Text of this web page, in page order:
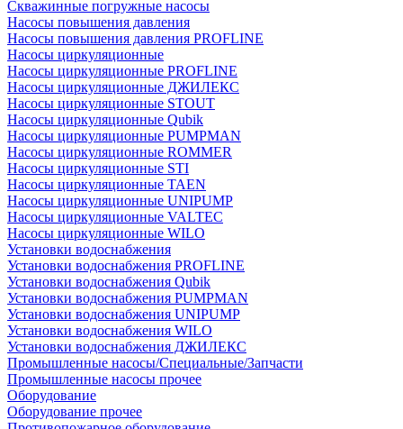
Скважинные погружные насосы
Насосы повышения давления
Насосы повышения давления PROFLINE
Насосы циркуляционные
Насосы циркуляционные PROFLINE
Насосы циркуляционные ДЖИЛЕКС
Насосы циркуляционные STOUT
Насосы циркуляционные Qubik
Насосы циркуляционные PUMPMAN
Насосы циркуляционные ROMMER
Насосы циркуляционные STI
Насосы циркуляционные TAEN
Насосы циркуляционные UNIPUMP
Насосы циркуляционные VALTEC
Насосы циркуляционные WILO
Установки водоснабжения
Установки водоснабжения PROFLINE
Установки водоснабжения Qubik
Установки водоснабжения PUMPMAN
Установки водоснабжения UNIPUMP
Установки водоснабжения WILO
Установки водоснабжения ДЖИЛЕКС
Промышленные насосы/Специальные/Запчасти
Промышленные насосы прочее
Оборудование
Оборудование прочее